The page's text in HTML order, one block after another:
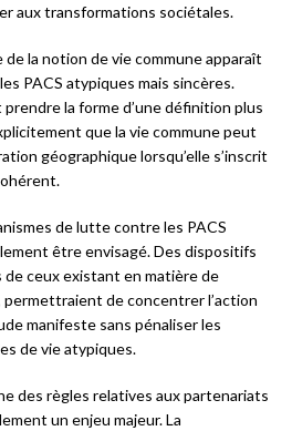
aux transformations sociétales.
la notion de vie commune apparaît
PACS atypiques mais sincères.
la forme d’une définition plus
que la vie commune peut
géographique lorsqu’elle s’inscrit
de lutte contre les PACS
être envisagé. Des dispositifs
ceux existant en matière de
permettraient de concentrer l’action
manifeste sans pénaliser les
de vie atypiques.
des règles relatives aux partenariats
un enjeu majeur. La